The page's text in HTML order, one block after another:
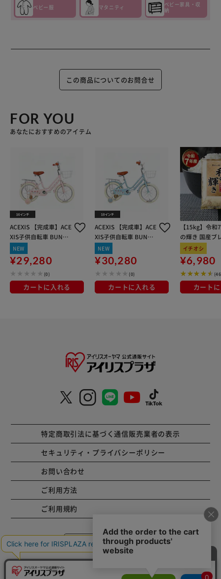
ベビー服 マタニティ
ベビー家具・収
納
この商品についてのお問合せ
FOR YOU
あなたにおすすめのアイテム
ACEXIS 【完成車】ACE
XIS子供自転車 BUNNY
16インチ ピンク【時間
指定不可】【代引不
可】
NEW
¥29,280
(0)
カートに入れる
ACEXIS 【完成車】ACE
XIS子供自転車 BUNNY
18インチ ブルー【時間
指定不可】【代引不
可】
NEW
¥30,280
(0)
カートに入れる
【15kg】令和
の輝き 国産ブ
kg×3袋
イチオシ
¥6,980
カート
特定商取引法に基づく通信販売業者の表示
セキュリティ・プライバシーポリシー
お問い合わせ
ご利用方法
ご利用規約
コーポレートサイト